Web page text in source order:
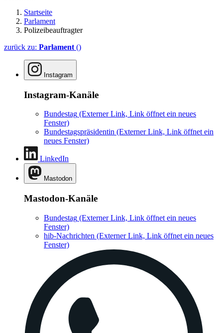
Startseite
Parlament
Polizeibeauftragter
zurück zu: Parlament ()
Instagram
Instagram-Kanäle
Bundestag (Externer Link, Link öffnet ein neues
Fenster)
Bundestagspräsidentin (Externer Link, Link öffnet ein
neues Fenster)
LinkedIn
Mastodon
Mastodon-Kanäle
Bundestag (Externer Link, Link öffnet ein neues
Fenster)
hib-Nachrichten (Externer Link, Link öffnet ein neues
Fenster)